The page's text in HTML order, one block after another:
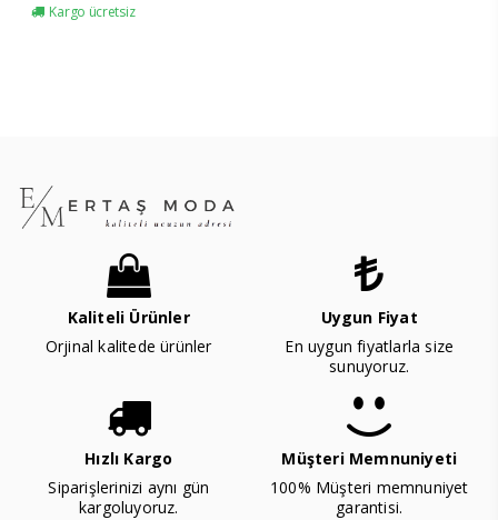
Kargo ücretsiz
Kaliteli Ürünler
Orjinal kalitede ürünler
Uygun Fiyat
En uygun fiyatlarla size
sunuyoruz.
Hızlı Kargo
Siparişlerinizi aynı gün
kargoluyoruz.
Müşteri Memnuniyeti
100% Müşteri memnuniyet
garantisi.